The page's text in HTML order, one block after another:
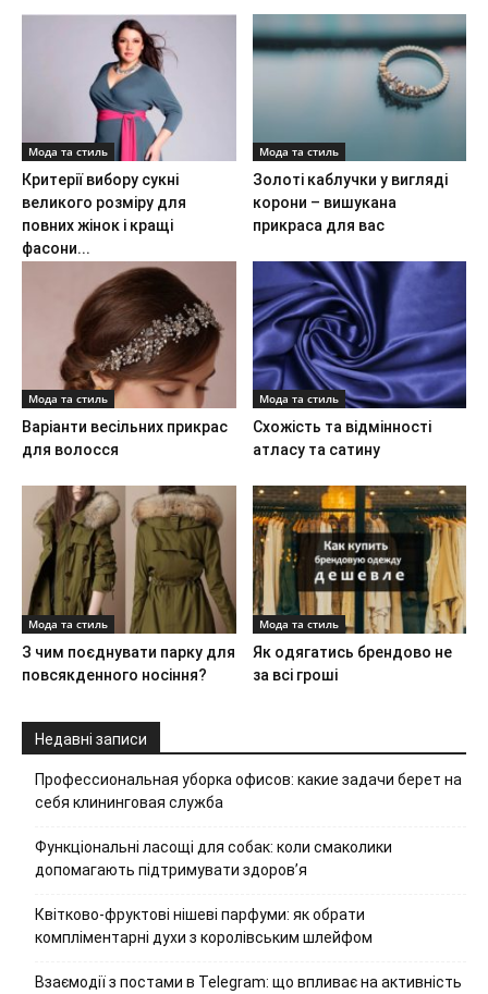
Мода та стиль
Критерії вибору сукні
великого розміру для
повних жінок і кращі
фасони...
Мода та стиль
Золоті каблучки у вигляді
корони – вишукана
прикраса для вас
Мода та стиль
Варіанти весільних прикрас
для волосся
Мода та стиль
Схожість та відмінності
атласу та сатину
Мода та стиль
З чим поєднувати парку для
повсякденного носіння?
Мода та стиль
Як одягатись брендово не
за всі гроші
Недавні записи
Профессиональная уборка офисов: какие задачи берет на
себя клининговая служба
Функціональні ласощі для собак: коли смаколики
допомагають підтримувати здоров’я
Квітково-фруктові нішеві парфуми: як обрати
компліментарні духи з королівським шлейфом
Взаємодії з постами в Telegram: що впливає на активність